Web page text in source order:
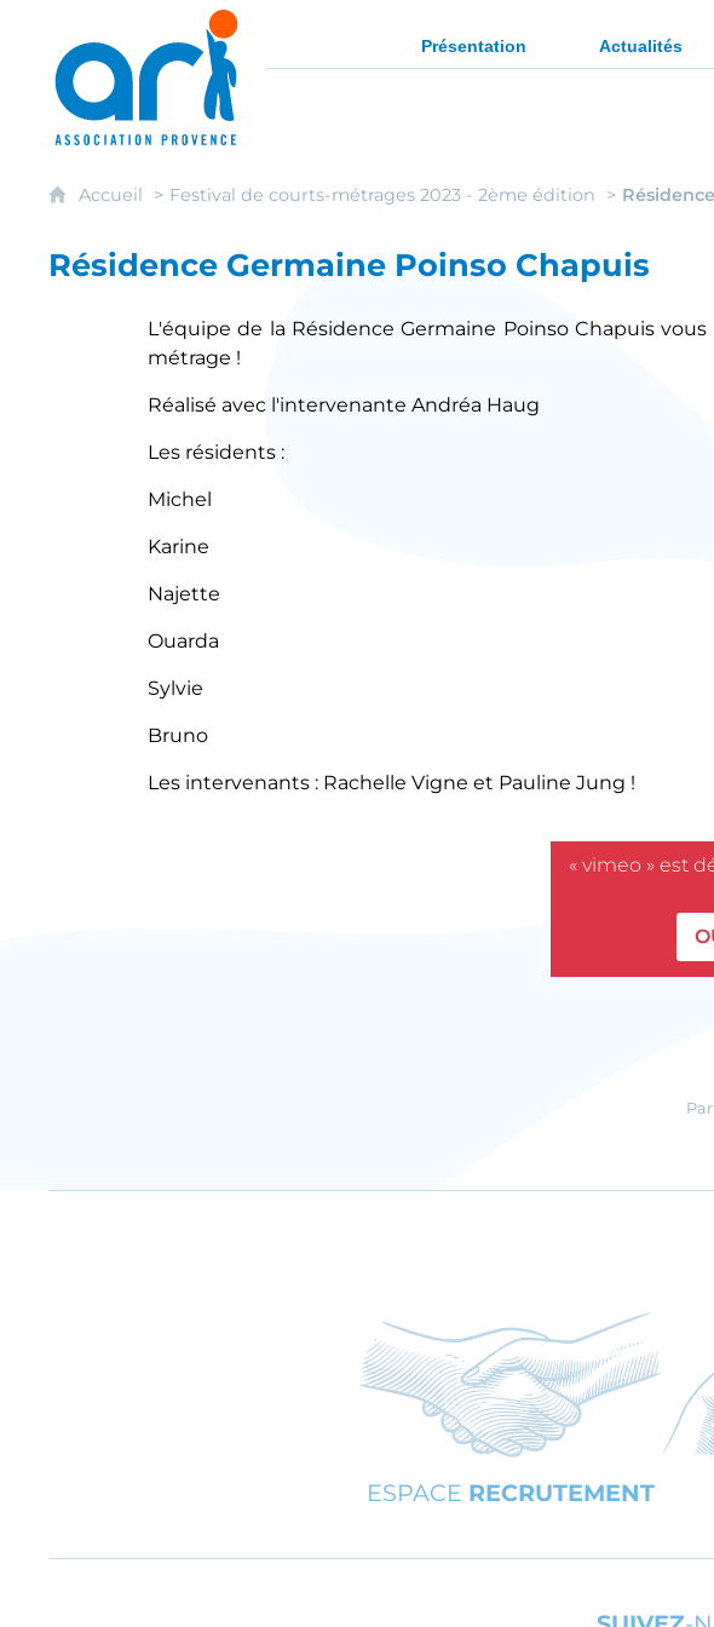
ARI - Association régionale pour l'intégration des
Présentation Actualités
Accueil Festival de courts-métrages 2023 - 2ème édition
Résidence Germaine Poinso Chapuis
L'équipe de la Résidence Germaine Poinso Chapuis
métrage !
Réalisé avec l'intervenante Andréa Haug
Les résidents :
Michel
Karine
Najette
Ouarda
Sylvie
Bruno
Les intervenants : Rachelle Vigne et Pauline Jung !
« vimeo » est
ESPACE RECRUTEMENT